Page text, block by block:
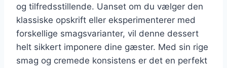
og tilfredsstillende. Uanset om du vælger den
klassiske opskrift eller eksperimenterer med
forskellige smagsvarianter, vil denne dessert
helt sikkert imponere dine gæster. Med sin rige
smag og cremede konsistens er det en perfekt